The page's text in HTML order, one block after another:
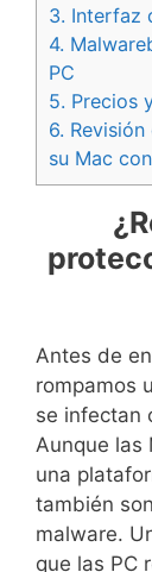
3. Interfaz
4.
PC
5. Precios
6.
su Mac
Antes de
rompamos
se infectan
Aunque las
una
también
malware.
que las PC